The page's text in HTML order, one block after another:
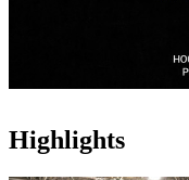
Highlights